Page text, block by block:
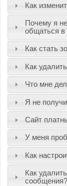
Как
Почему я
общаться в
Как стать
Как
Что мне
Я не
Сайт
У меня
Как
Как
сообщения?